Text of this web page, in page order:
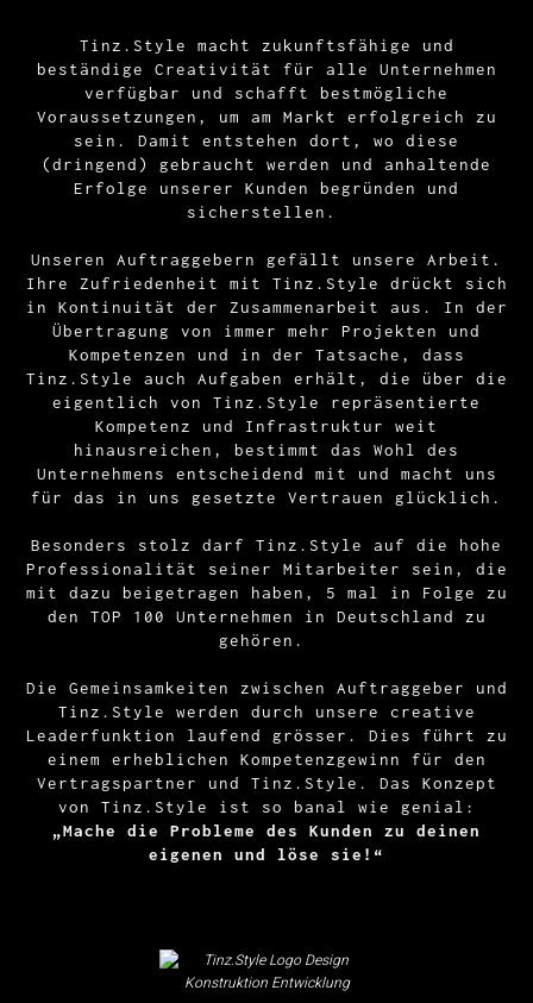
Tinz.Style macht zukunftsfähige und
beständige Creativität für alle Unternehmen
verfügbar und schafft bestmögliche
Voraussetzungen, um am Markt erfolgreich zu
sein. Damit entstehen dort, wo diese
(dringend) gebraucht werden und anhaltende
Erfolge unserer Kunden begründen und
sicherstellen.
Unseren Auftraggebern gefällt unsere Arbeit.
Ihre Zufriedenheit mit Tinz.Style drückt sich
in Kontinuität der Zusammenarbeit aus. In der
Übertragung von immer mehr Projekten und
Kompetenzen und in der Tatsache, dass
Tinz.Style auch Aufgaben erhält, die über die
eigentlich von Tinz.Style repräsentierte
Kompetenz und Infrastruktur weit
hinausreichen, bestimmt das Wohl des
Unternehmens entscheidend mit und macht uns
für das in uns gesetzte Vertrauen glücklich.
Besonders stolz darf Tinz.Style auf die hohe
Professionalität seiner Mitarbeiter sein, die
mit dazu beigetragen haben, 5 mal in Folge zu
den TOP 100 Unternehmen in Deutschland zu
gehören.
Die Gemeinsamkeiten zwischen Auftraggeber und
Tinz.Style werden durch unsere creative
Leaderfunktion laufend grösser. Dies führt zu
einem erheblichen Kompetenzgewinn für den
Vertragspartner und Tinz.Style. Das Konzept
von Tinz.Style ist so banal wie genial:
„Mache die Probleme des Kunden zu deinen
eigenen und löse sie!“